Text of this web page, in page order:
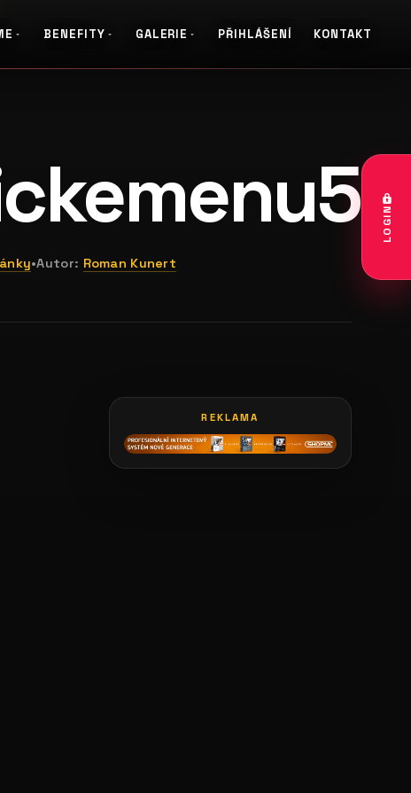
BENEFITY GALERIE PŘIHLÁŠENÍ KONTAKT
LOGIN
•Autor: Roman Kunert
REKLAMA